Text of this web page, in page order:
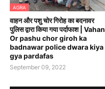
AGRA
वाहन और पशु चोर गिरोह का बदनावर
पुलिस द्वारा किया गया पर्दाफाश | Vahan
Or pashu chor giroh ka
badnawar police dwara kiya
gya pardafas
September 09, 2022